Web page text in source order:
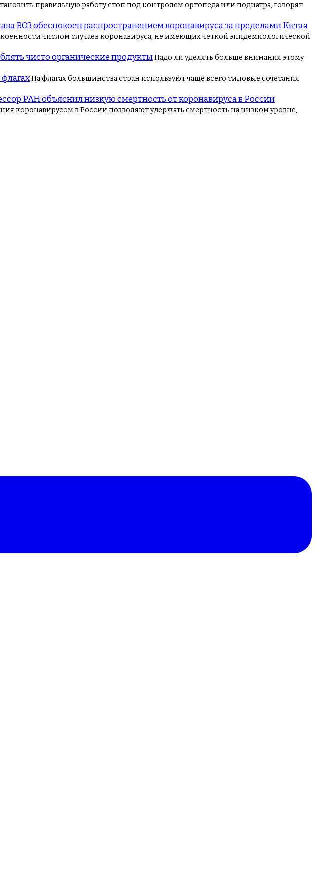
правильную работу стоп под контролем ортопеда или подиатра, говорят
ВОЗ обеспокоен распространением коронавируса за пределами Китая
числом случаев коронавируса, не имеющих четкой эпидемиологической
чисто органические продуктыНадо ли уделять больше внимания этому
На флагах большинства стран используют чаще всего типовые сочетания
РАН объяснил низкую смертность от коронавируса в России
коронавирусом в России позволяют удержать смертность на низком уровне,